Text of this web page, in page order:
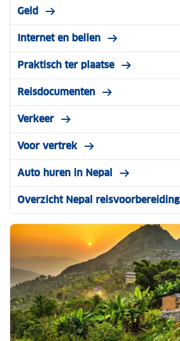
Geld
Internet en bellen
Praktisch ter plaatse
Reisdocumenten
Verkeer
Voor vertrek
Auto huren in Nepal
Overzicht Nepal reisvoorbereiding